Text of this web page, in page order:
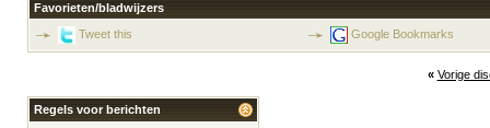
Favorieten/bladwijzers
Tweet this
Google Bookmarks
« Vorige
Regels voor berichten